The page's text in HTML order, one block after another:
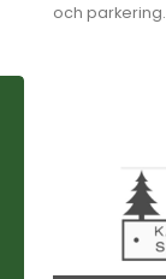
och parkering.